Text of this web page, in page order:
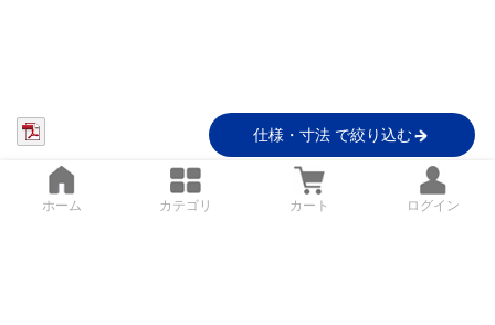
仕様・寸法 で絞り込む
ホーム カテゴリ カート ログイン